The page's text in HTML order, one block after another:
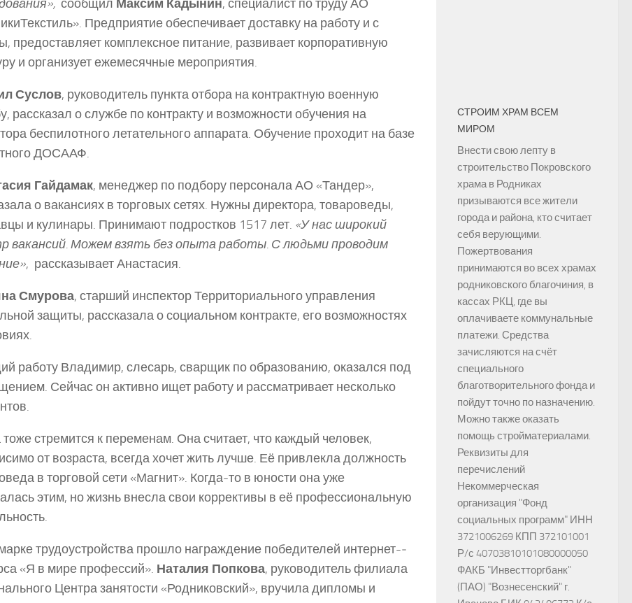
­ сообщил Максим Кадынин, специалист по труду АО
Предприятие обеспечивает доставку на работу и с
предоставляет комплексное питание, развивает корпоративную
и организует ежемесячные мероприятия.
Суслов, руководитель пункта отбора на контрактную военную
рассказал о службе по контракту и возможности обучения на
беспилотного летательного аппарата. Обучение проходит на базе
ДОСААФ.
Гайдамак, менеджер по подбору персонала АО «Тандер»,
о вакансиях в торговых сетях. Нужны директора, товароведы,
и кулинары. Принимают подростков 15­17 лет. «У нас широкий
вакансий. Можем взять без опыта работы. С людьми проводим
, ­ рассказывает Анастасия.
Смурова, старший инспектор Территориального управления
защиты, рассказала о социальном контракте, его возможностях
работу Владимир, слесарь, сварщик по образованию, оказался под
Сейчас он активно ищет работу и рассматривает несколько
стремится к переменам. Она считает, что каждый человек,
от возраста, всегда хочет жить лучше. Её привлекла должность
в торговой сети «Магнит». Когда-­то в юности она уже
этим, но жизнь внесла свои коррективы в её профессиональную
трудоустройства прошло награждение победителей интернет-­
«Я в мире профессий». Наталия Попкова, руководитель филиала
Центра занятости «Родниковский», вручила дипломы и
СТРОИМ ХРАМ ВСЕМ
МИРОМ
Внести свою лепту в
строительство Покровского
храма в Родниках
призываются все жители
города и района, кто считает
себя верующими.
Пожертвования
принимаются во всех храмах
родниковского благочиния, в
кассах РКЦ, где вы
оплачиваете коммунальные
платежи. Средства
зачисляются на счёт
специального
благотворительного фонда и
пойдут точно по назначению.
Можно также оказать
помощь стройматериалами.
Реквизиты для
перечислений
Некоммерческая
организация "Фонд
социальных программ" ИНН
3721006269 КПП 372101001
Р/с 40703810101080000050
ФАКБ "Инвестторгбанк"
(ПАО) "Вознесенский" г.